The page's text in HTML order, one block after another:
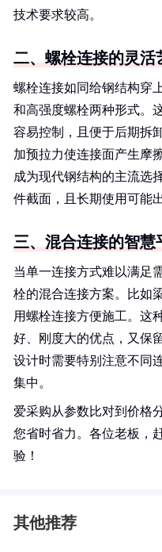
技术要求较高。
二、螺栓连接的灵活
螺栓连接如同给钢结构穿
和高强度螺栓两种形式。
容易控制，且便于后期拆
加预拉力使连接面产生摩
成为现代钢结构的主流选
件截面，且长期使用可能
三、混合连接的智慧
当单一连接方式难以满足
栓的混合连接方案。比如
用螺栓连接方便施工。这
好、刚度大的优点，又保
设计时需要特别注意不同
集中。
爱采购从参数比对到价格
您省时省力。各位老板，
验！
其他推荐